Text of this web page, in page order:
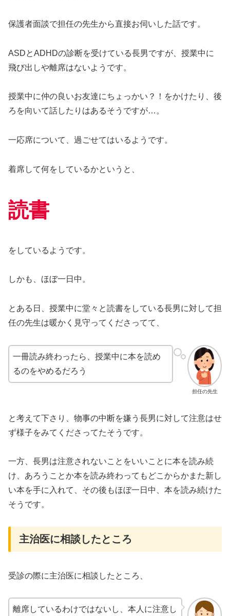
保護者面談で担任の先生から直接お伺いした話です。
ASDとADHDの診断を受けている長男ですが、授業中に
飛び出しや離席はないようです。
授業中に仲の良いお友達にちょっかい？！をかけたり、後
ろを向いて話したりはあるそうですが…。
一応席について、過ごせてはいるようです。
着席して何をしているかというと、
読書
をしているようです。
しかも、ほぼ一日中。
とある日、授業中に堂々と読書をしている長男に対して担
任の先生は暖かく見守ってくださってて、
担任の先生
一冊読み終わったら、授業中に本を読め
るのをやめるだろう
と考えて下さり、物事の中断を嫌う長男に対して注意はせ
ず様子をみてくださってたそうです。
一方、長男は注意されないことをいいことに本を読み続
け、あろうことか本を読み終わってもどこからかまた新し
い本を手に入れて、その後もほぼ一日中、本を読み続けた
そうです。
主治医に相談したところ
受診の際に主治医に相談したところ、
離席しているわけではないし、本人に注意し